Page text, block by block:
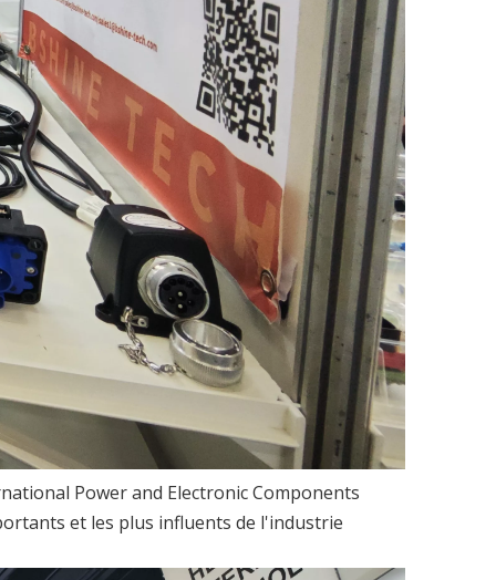
Power and Electronic Components
et les plus influents de l'industrie